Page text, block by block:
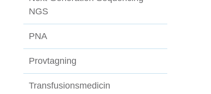
NGS
PNA
Provtagning
Transfusionsmedicin